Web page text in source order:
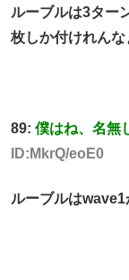
ルーブルは3ター
枚しか付けれんな
89: 僕はね、名無
ID:MkrQ/eoE0
ルーブルは